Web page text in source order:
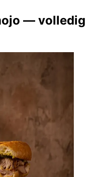
— volledig